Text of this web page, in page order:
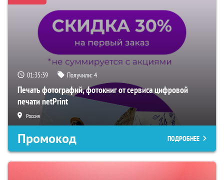
01:35:37 Получили:4
Печать фотографий, фотокниг от сервиса цифровой
печати netPrint
Россия
Промокод ПОДРОБНЕЕ